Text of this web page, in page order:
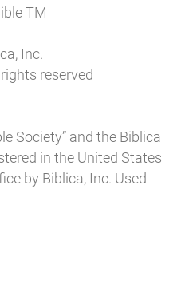
TM
Inc.
reserved
Society” and the Biblica
in the United States
by Biblica, Inc. Used